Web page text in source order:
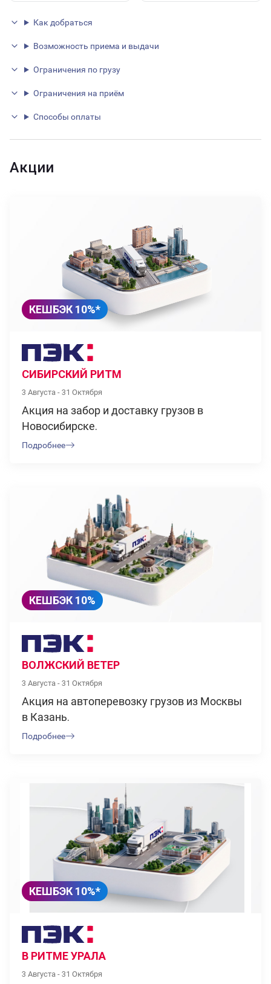
Как добраться
Возможность приема и выдачи
Ограничения по грузу
Ограничения на приём
Способы оплаты
Акции
КЕШБЭК 10%*
СИБИРСКИЙ РИТМ
3 Августа - 31 Октября
Акция на забор и доставку грузов в
Новосибирске.
Подробнее
КЕШБЭК 10%
ВОЛЖСКИЙ ВЕТЕР
3 Августа - 31 Октября
Акция на автоперевозку грузов из Москвы
в Казань.
Подробнее
КЕШБЭК 10%*
В РИТМЕ УРАЛА
3 Августа - 31 Октября